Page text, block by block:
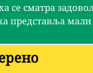
се сматра
представља